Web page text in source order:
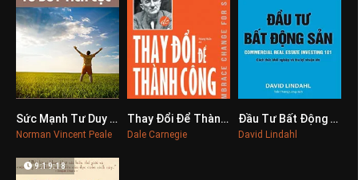
0Sức Mạnh Tư Duy Tích Cực
Norman Vincent Peale
0Thay Đổi Để Thành Công
Dale Carnegie
0
Đầu Tư Bất Động Sản
David Lindahl
9:19:18